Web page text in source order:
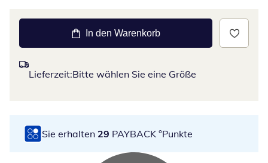
In den Warenkorb
Lieferzeit:Bitte wählen Sie eine Größe
Sie erhalten 29 PAYBACK °Punkte